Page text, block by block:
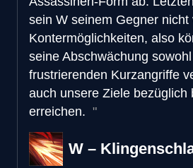
sein W seinem Gegner nicht
Kontermöglichkeiten, also
seine Abschwächung
frustrierenden Kurzangriffe
auch unsere Ziele bezüglich
erreichen.
W –